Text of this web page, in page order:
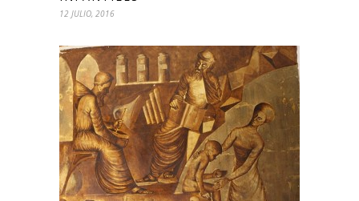
12 JULIO, 2016